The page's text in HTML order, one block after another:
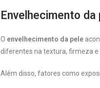
Envelhecimento
O envelhecimento da pele
diferentes na textura, firmeza e
Além disso, fatores como